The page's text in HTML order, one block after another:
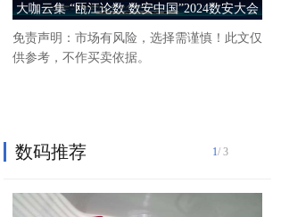
大咖云集 “瓯江论数 数安中国”2024数安大会
数享会即将开幕！
免责声明：市场有风险，选择需谨慎！此文仅
供参考，不作买卖依据。
数码推荐 1/ 3